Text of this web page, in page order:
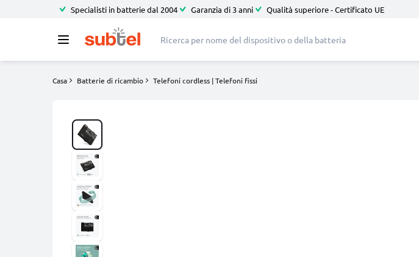
Specialisti in batterie dal 2004 Garanzia di 3 anni Qualità superiore - Certificato UE
Casa Batterie di ricambio Telefoni cordless | Telefoni fissi